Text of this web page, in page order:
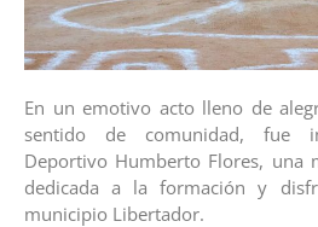
En un emotivo acto lleno de
sentido de comunidad, fue
Deportivo Humberto Flores, una
dedicada a la formación y
municipio Libertador.